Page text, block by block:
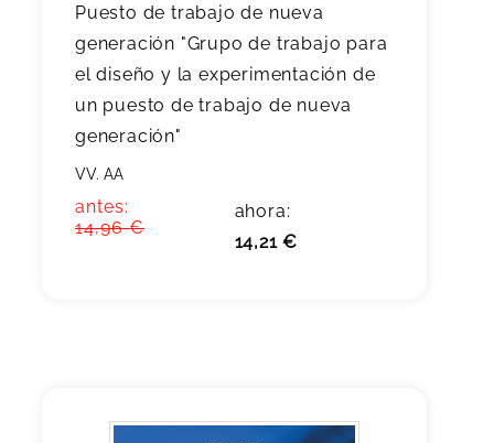
Puesto de trabajo de nueva
generación "Grupo de trabajo para
el diseño y la experimentación de
un puesto de trabajo de nueva
generación"
VV. AA
antes:
14,96 €
ahora:
14,21 €